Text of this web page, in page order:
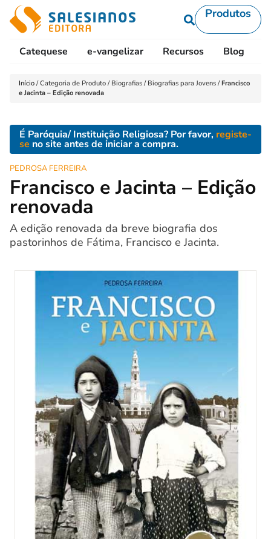
Produtos
Catequese e-vangelizar Recursos Blog
Início /Categoria de Produto / Biografias / Biografias para Jovens /Francisco
e Jacinta – Edição renovada
É Paróquia/ Instituição Religiosa? Por favor, registe-
se no site antes de iniciar a compra.
PEDROSA FERREIRA
Francisco e Jacinta – Edição
renovada
A edição renovada da breve biografia dos
pastorinhos de Fátima, Francisco e Jacinta.